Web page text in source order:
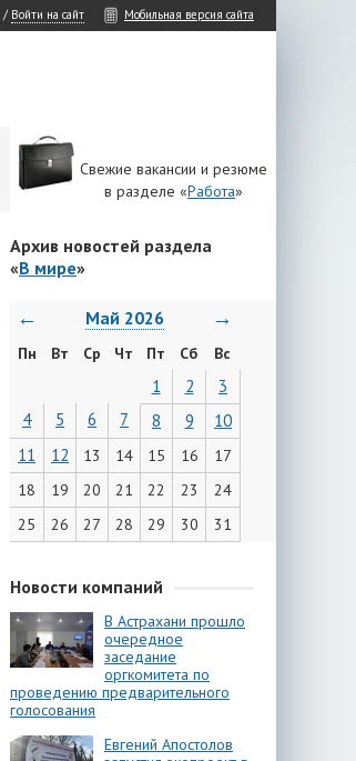
/ Войти на сайт Мобильная версия сайта
Свежие вакансии и резюме
в разделе «Работа»
Архив новостей раздела
«В мире»
← Май 2026 →
Пн Вт Ср Чт Пт Сб Вс
1 2
3
4
5 6 7 8 9
10
11
12 13 14 15 16
17
18
19 20 21 22 23
24
25
26 27 28 29 30 31
Новости компаний
В Астрахани прошло
очередное
заседание
оргкомитета по
проведению предварительного
голосования
Евгений Апостолов